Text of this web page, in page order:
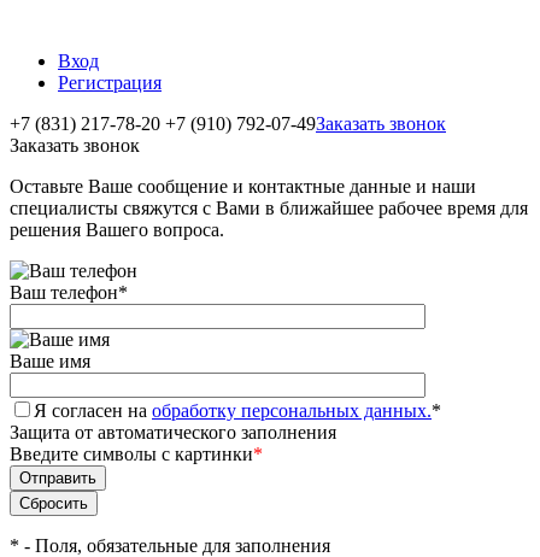
Вход
Регистрация
+7 (831) 217-78-20 +7 (910) 792-07-49Заказать звонок
Заказать звонок
Оставьте Ваше сообщение и контактные данные и наши
специалисты свяжутся с Вами в ближайшее рабочее время для
решения Вашего вопроса.
Ваш телефон*
Ваше имя
Я согласен на обработку персональных данных.*
Защита от автоматического заполнения
Введите символы с картинки*
* - Поля, обязательные для заполнения